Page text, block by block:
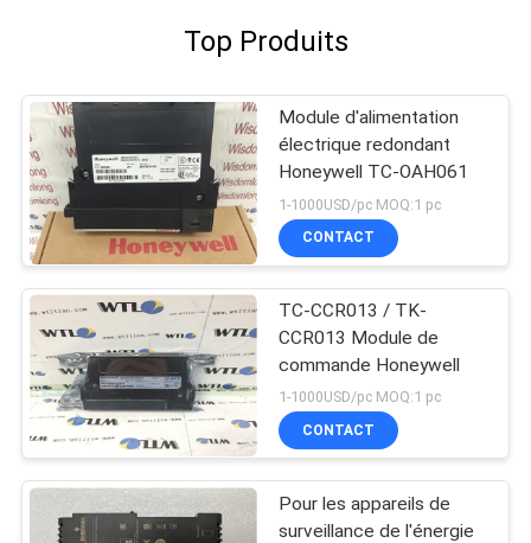
Top Produits
Module d'alimentation
électrique redondant
Honeywell TC-OAH061
1-1000USD/pc MOQ:1 pc
CONTACT
TC-CCR013 / TK-
CCR013 Module de
commande Honeywell
1-1000USD/pc MOQ:1 pc
CONTACT
Pour les appareils de
surveillance de l'énergie